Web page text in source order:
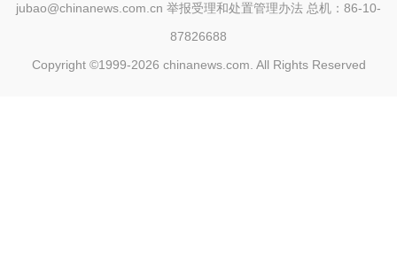
jubao@chinanews.com.cn 举报受理和处置管理办法 总机：86-10-
87826688
Copyright ©1999-2026 chinanews.com. All Rights Reserved